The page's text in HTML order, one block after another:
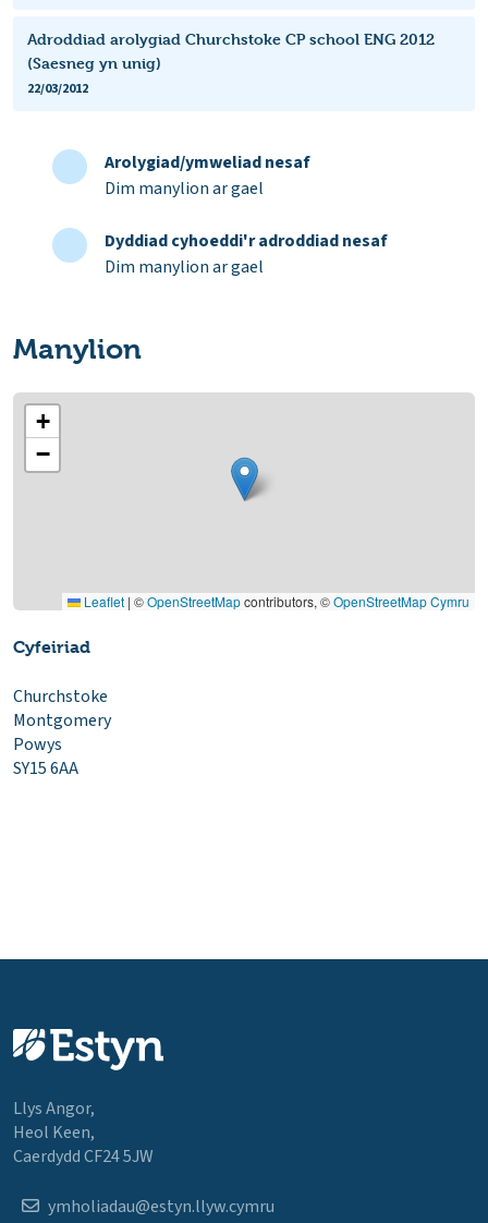
Adroddiad arolygiad Churchstoke CP school ENG 2012
(Saesneg yn unig)
22/03/2012
Arolygiad/ymweliad nesaf
Dim manylion ar gael
Dyddiad cyhoeddi'r adroddiad nesaf
Dim manylion ar gael
Manylion
+
−
Leaflet | ©OpenStreetMapcontributors, ©OpenStreetMap Cymru
Cyfeiriad
Churchstoke
Montgomery
Powys
SY15 6AA
Llys Angor,
Heol Keen,
Caerdydd CF24 5JW
ymholiadau@estyn.llyw.cymru